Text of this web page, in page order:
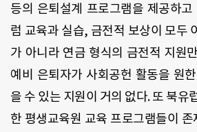
등의 은퇴설계 프로그램을 제공하
럼 교육과 실습, 금전적 보상이 모두
가 아니라 연금 형식의 금전적 지원
예비 은퇴자가 사회공헌 활동을 원
을 수 있는 지원이 거의 없다. 또 북유
한 평생교육원 교육 프로그램들이 존